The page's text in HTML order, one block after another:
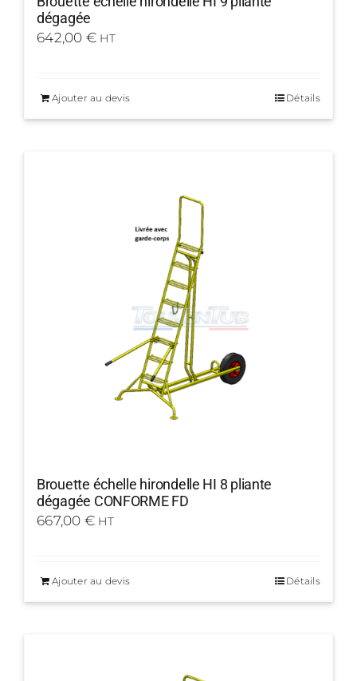
dégagée
642,00 € HT
Ajouter au devis Détails
Brouette échelle hirondelle HI 8 pliante
dégagée CONFORME FD
667,00 € HT
Ajouter au devis Détails